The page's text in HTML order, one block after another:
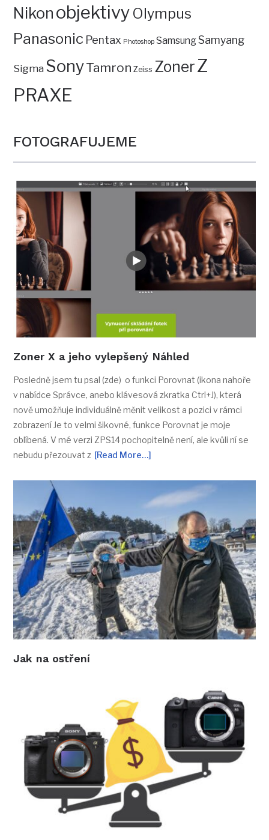
Nikon objektivy Olympus
Panasonic Pentax Photoshop SamsungSamyang
Sigma SonyTamron Zeiss ZonerZ
PRAXE
FOTOGRAFUJEME
Zoner X a jeho vylepšený Náhled
Posledně jsem tu psal (zde) o funkci Porovnat (ikona nahoře
v nabídce Správce, anebo klávesová zkratka Ctrl+J), která
nově umožňuje individuálně měnit velikost a pozici v rámci
zobrazení Je to velmi šikovné, funkce Porovnat je moje
oblíbená. V mé verzi ZPS14 pochopitelně není, ale kvůli ní se
nebudu přezouvat z [Read More…]
Jak na ostření